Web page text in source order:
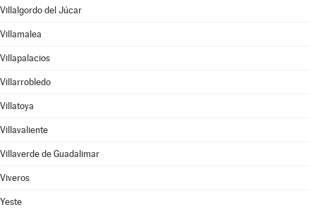
Villalgordo del Júcar
Villamalea
Villapalacios
Villarrobledo
Villatoya
Villavaliente
Villaverde de Guadalimar
Viveros
Yeste